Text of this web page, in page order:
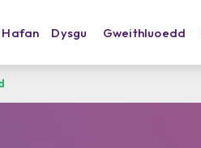
Hafan Dysgu Gweithluoedd